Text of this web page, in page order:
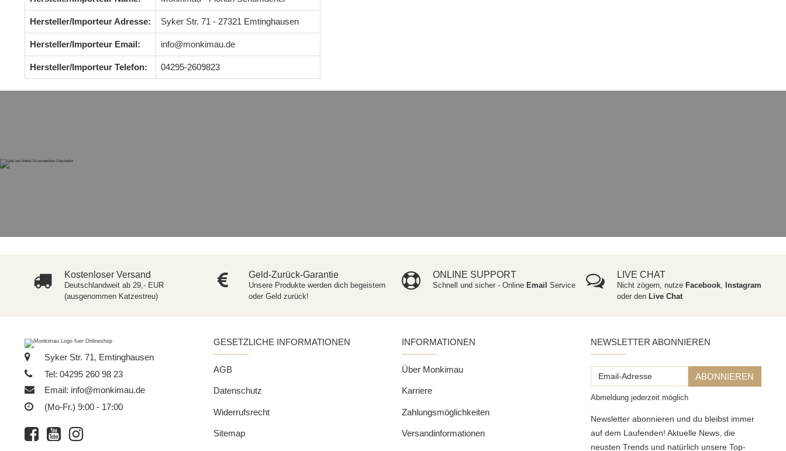
Hersteller/Importeur Adresse: Syker Str. 71 - 27321 Emtinghausen
Hersteller/Importeur Email: info@monkimau.de
Hersteller/Importeur Telefon: 04295-2609823
Kostenloser Versand
Deutschlandweit ab 29,- EUR
(ausgenommen Katzestreu)
Geld-Zurück-Garantie
Unsere Produkte werden dich begeistern
oder Geld zurück!
ONLINE SUPPORT
Schnell und sicher - Online Email Service
LIVE CHAT
Nicht zögern, nutze Facebook,
Instagram
oder denLive Chat
Syker Str. 71, Emtinghausen
Tel: 04295 260 98 23
Email: info@monkimau.de
(Mo-Fr.) 9:00 - 17:00
GESETZLICHE INFORMATIONEN
AGB
Datenschutz
Widerrufsrecht
Sitemap
INFORMATIONEN
Über Monkimau
Karriere
Zahlungsmöglichkeiten
Versandinformationen
NEWSLETTER ABONNIEREN
Email-
ABONNIEREN
Abmeldung jederzeit möglich
Newsletter abonnieren und du bleibst immer
auf dem Laufenden! Aktuelle News, die
neusten Trends und natürlich unsere Top-